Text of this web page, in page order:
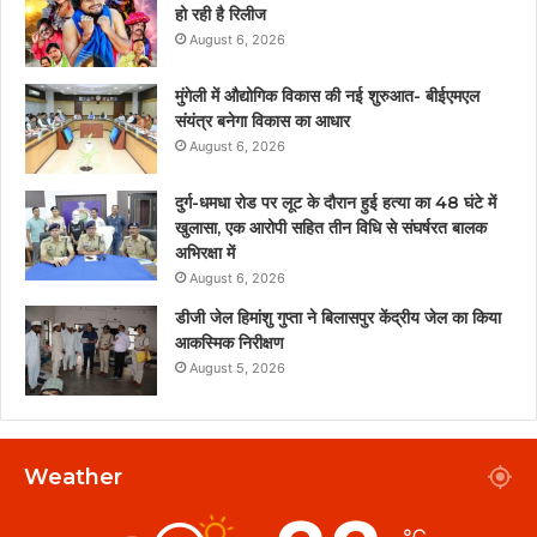
हो रही है रिलीज
August 6, 2026
मुंगेली में औद्योगिक विकास की नई शुरुआत- बीईएमएल
संयंत्र बनेगा विकास का आधार
August 6, 2026
दुर्ग-धमधा रोड पर लूट के दौरान हुई हत्या का 48 घंटे में
खुलासा, एक आरोपी सहित तीन विधि से संघर्षरत बालक
अभिरक्षा में
August 6, 2026
डीजी जेल हिमांशु गुप्ता ने बिलासपुर केंद्रीय जेल का किया
आकस्मिक निरीक्षण
August 5, 2026
Weather